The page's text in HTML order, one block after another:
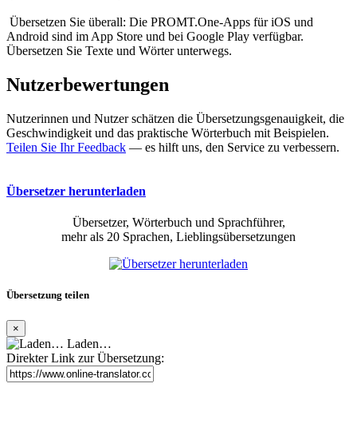
Übersetzen Sie überall: Die PROMT.One-Apps für iOS und
Android sind im App Store und bei Google Play verfügbar.
Übersetzen Sie Texte und Wörter unterwegs.
Nutzerbewertungen
Nutzerinnen und Nutzer schätzen die Übersetzungsgenauigkeit, die
Geschwindigkeit und das praktische Wörterbuch mit Beispielen.
Teilen Sie Ihr Feedback — es hilft uns, den Service zu verbessern.
Übersetzer herunterladen
Übersetzer, Wörterbuch und Sprachführer,
mehr als 20 Sprachen, Lieblingsübersetzungen
Übersetzung teilen
×
Laden…
Direkter Link zur Übersetzung: